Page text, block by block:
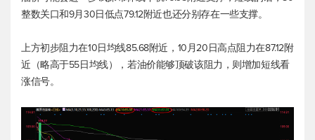
整数关口和9月30日低点79.12附近也还分别存在一些支撑。
上方初步阻力在10日均线85.68附近，10月20日高点阻力在87.12附
近（略高于55日均线），若油价能够顶破该阻力，则增加短线看
涨信号。